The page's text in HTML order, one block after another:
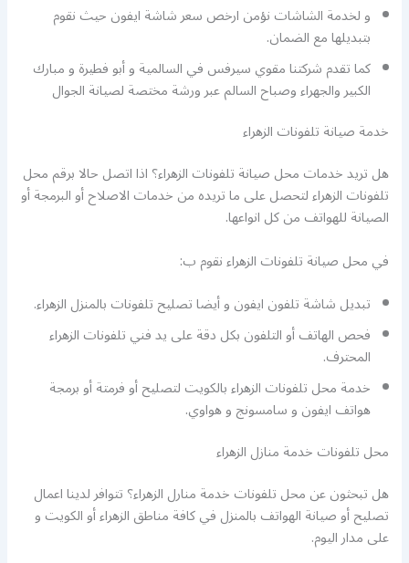
و لخدمة الشاشات نؤمن ارخص سعر شاشة ايفون حيث نقوم
بتبديلها مع الضمان.
كما تقدم شركتنا مقوي سيرفس في السالمية و أبو فطيرة و مبارك
الكبير والجهراء وصباح السالم عبر ورشة مختصة لصيانة الجوال
خدمة صيانة تلفونات الزهراء
هل تريد خدمات محل صيانة تلفونات الزهراء؟ اذا اتصل حالا برقم محل
تلفونات الزهراء لتحصل على ما تريده من خدمات الاصلاح أو البرمجة أو
الصيانة للهواتف من كل انواعها.
في محل صيانة تلفونات الزهراء نقوم ب:
تبديل شاشة تلفون ايفون و أيضا تصليح تلفونات بالمنزل الزهراء.
فحص الهاتف أو التلفون بكل دقة على يد فني تلفونات الزهراء
المحترف.
خدمة محل تلفونات الزهراء بالكويت لتصليح أو فرمتة أو برمجة
هواتف ايفون و سامسونج و هواوي.
محل تلفونات خدمة منازل الزهراء
هل تبحثون عن محل تلفونات خدمة منارل الزهراء؟ تتوافر لدينا اعمال
تصليح أو صيانة الهواتف بالمنزل في كافة مناطق الزهراء أو الكويت و
على مدار اليوم.